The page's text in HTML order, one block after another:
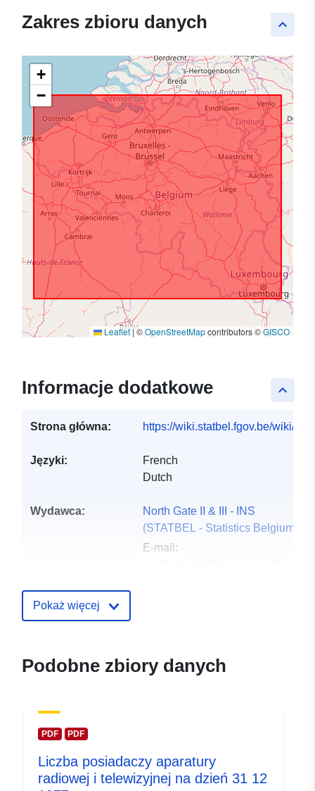
keyboard_arrow_up
Zakres zbioru danych
+
−
Leaflet|©OpenStreetMapcontributors ©GISCO
keyboard_arrow_up
Informacje dodatkowe
Strona główna: https://wiki.statbel.fgov.be/wiki/
Języki:
French
Dutch
Wydawca:
North Gate II & III - INS
(STATBEL - Statistics Belgium)
E-mail:
E-mail:
https://statbel.fgov.be/en
Pokaż więcej
Podobne zbiory danych
PDF PDF
Liczba posiadaczy aparatury
radiowej i telewizyjnej na dzień 31 12